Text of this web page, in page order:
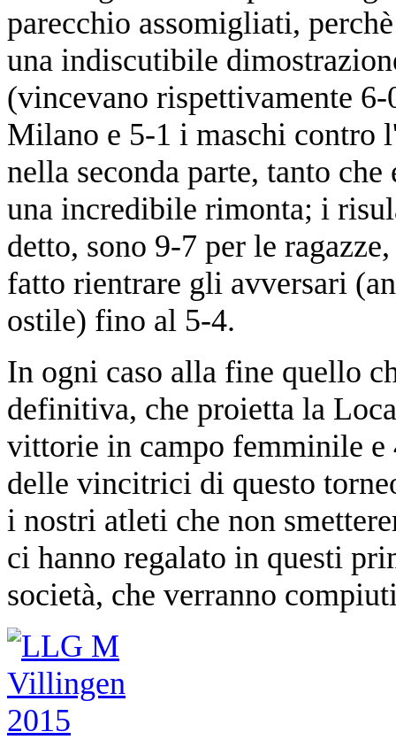
parecchio assomigliati,
una indiscutibile
(vincevano rispettivamente
Milano e 5-1 i maschi contro
nella seconda parte, tanto
una incredibile rimonta; i
detto, sono 9-7 per le
fatto rientrare gli avversari
ostile) fino al 5-4.
In ogni caso alla fine quello
definitiva, che proietta la
vittorie in campo femminile
delle vincitrici di questo
i nostri atleti che non
ci hanno regalato in questi
società, che verranno